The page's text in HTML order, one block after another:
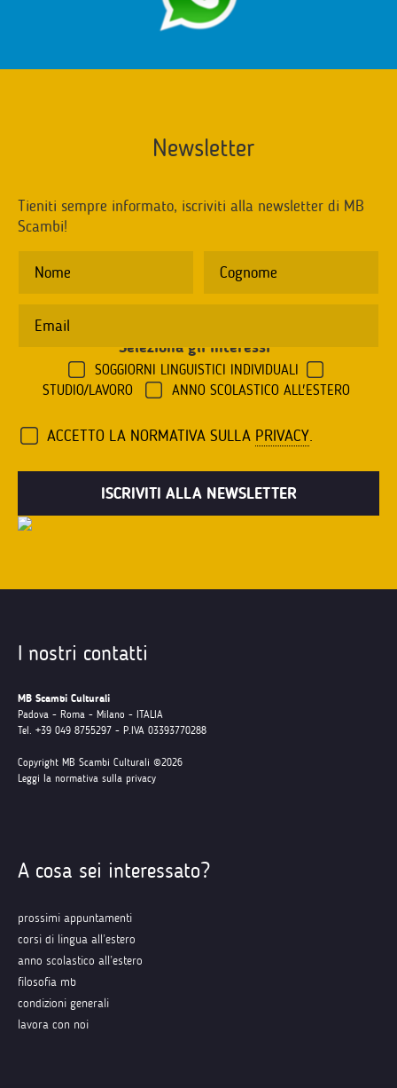
Newsletter
Tieniti sempre informato, iscriviti alla newsletter di MB
Scambi!
Seleziona gli interessi
SOGGIORNI LINGUISTICI INDIVIDUALI
STUDIO/LAVORO
ANNO SCOLASTICO ALL'ESTERO
ACCETTO LA NORMATIVA SULLA PRIVACY.
I nostri contatti
MB Scambi Culturali
Padova - Roma - Milano - ITALIA
Tel. +39 049 8755297 - P.IVA 03393770288
Copyright MB Scambi Culturali ©2026
Leggi la normativa sulla privacy
A cosa sei interessato?
prossimi appuntamenti
corsi di lingua all’estero
anno scolastico all’estero
filosofia mb
condizioni generali
lavora con noi